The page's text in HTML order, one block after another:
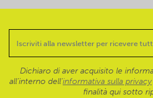
Dichiaro di aver acquisito le
all’interno dell'informativa sulla privacy
finalità qui sotto